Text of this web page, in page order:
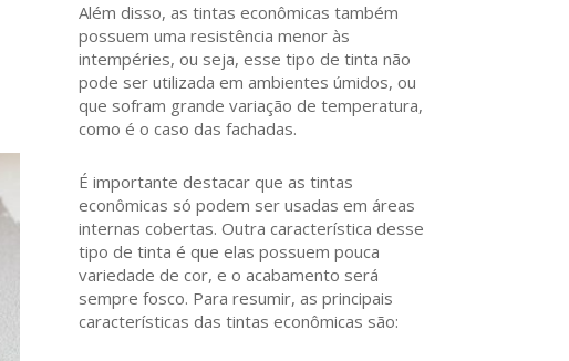
Além disso, as tintas econômicas também
possuem uma resistência menor às
intempéries, ou seja, esse tipo de tinta não
pode ser utilizada em ambientes úmidos, ou
que sofram grande variação de temperatura,
como é o caso das fachadas.
É importante destacar que as tintas
econômicas só podem ser usadas em áreas
internas cobertas. Outra característica desse
tipo de tinta é que elas possuem pouca
variedade de cor, e o acabamento será
sempre fosco. Para resumir, as principais
características das tintas econômicas são: